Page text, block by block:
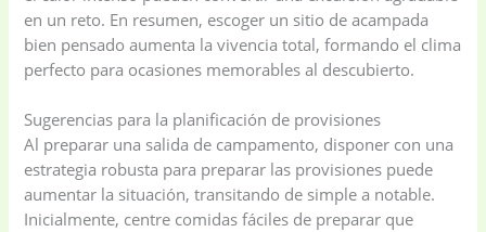
en un reto. En resumen, escoger un sitio de acampada
bien pensado aumenta la vivencia total, formando el clima
perfecto para ocasiones memorables al descubierto.
Sugerencias para la planificación de provisiones
Al preparar una salida de campamento, disponer con una
estrategia robusta para preparar las provisiones puede
aumentar la situación, transitando de simple a notable.
Inicialmente, centre comidas fáciles de preparar que